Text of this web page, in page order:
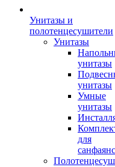
Унитазы и
полотенцесушители
Унитазы
унитазы
унитазы
Умные
унитазы
для